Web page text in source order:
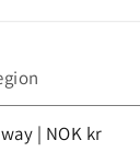
Norway | NOK kr